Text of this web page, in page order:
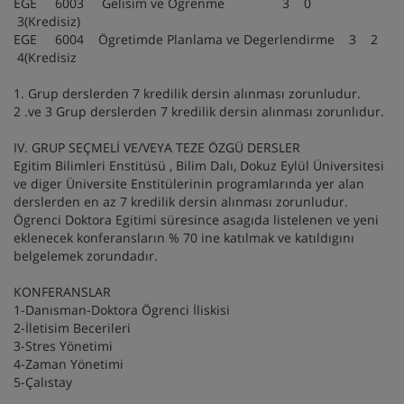
3(Kredisiz)
EGE 6004 Ögretimde Planlama ve Degerlendirme 3 2
4(Kredisiz
1. Grup derslerden 7 kredilik dersin alınması zorunludur.
2 .ve 3 Grup derslerden 7 kredilik dersin alınması zorunlıdur.
IV. GRUP SEÇMELİ VE/VEYA TEZE ÖZGÜ DERSLER
Egitim Bilimleri Enstitüsü , Bilim Dalı, Dokuz Eylül Üniversitesi
ve diger Üniversite Enstitülerinin programlarında yer alan
derslerden en az 7 kredilik dersin alınması zorunludur.
Ögrenci Doktora Egitimi süresince asagıda listelenen ve yeni
eklenecek konferansların % 70 ine katılmak ve katıldıgını
belgelemek zorundadır.
KONFERANSLAR
1-Danısman-Doktora Ögrenci İliskisi
2-İletisim Becerileri
3-Stres Yönetimi
4-Zaman Yönetimi
5-Çalıstay